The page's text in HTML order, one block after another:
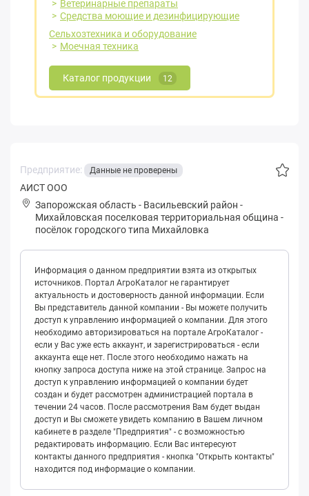
Ветеринарные препараты
Средства моющие и дезинфицирующие
Сельхозтехника и оборудование
Моечная техника
Каталог продукции 12
Предприятие: Данные не проверены
АИСТ ООО
Запорожская область - Васильевский район -
Михaйловская поселковая территориальная община -
посёлок городского типа Михайловка
Информация о данном предприятии взята из открытых
источников. Портал АгроКаталог не гарантирует
актуальность и достоверность данной информации. Если
Вы представитель данной компании - Вы можете получить
доступ к управлению информацией о компании. Для этого
необходимо авторизироваться на портале АгроКаталог -
если у Вас уже есть аккаунт, и зарегистрироваться - если
аккаунта еще нет. После этого необходимо нажать на
кнопку запроса доступа ниже на этой странице. Запрос на
доступ к управлению информацией о компании будет
создан и будет рассмотрен администрацией портала в
течении 24 часов. После рассмотрения Вам будет выдан
доступ и Вы сможете увидеть компанию в Вашем личном
кабинете в разделе "Предприятия" - с возможностью
редактировать информацию. Если Вас интересуют
контакты данного предприятия - кнопка "Открыть контакты"
находится под информацие о компании.